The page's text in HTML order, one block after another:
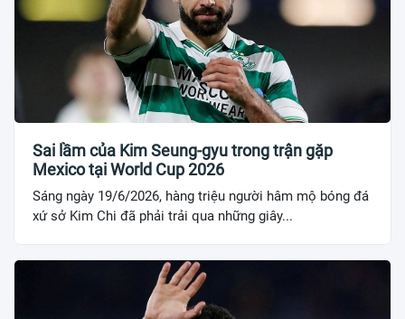
Sai lầm của Kim Seung-gyu trong trận gặp
Mexico tại World Cup 2026
Sáng ngày 19/6/2026, hàng triệu người hâm mộ bóng đá
xứ sở Kim Chi đã phải trải qua những giây...